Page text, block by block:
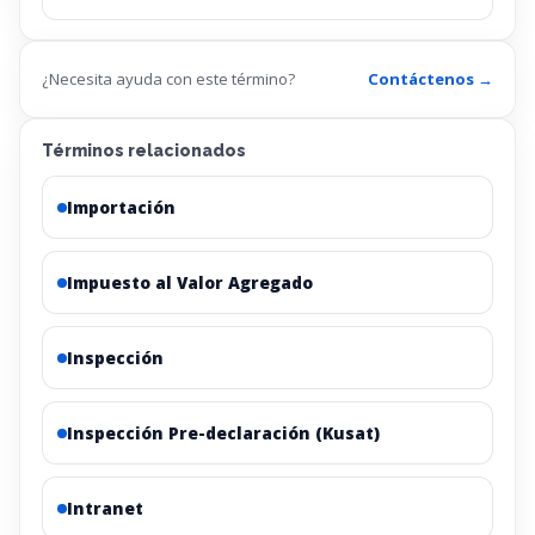
¿Necesita ayuda con este término? Contáctenos →
Términos relacionados
Importación
Impuesto al Valor Agregado
Inspección
Inspección Pre-declaración (Kusat)
Intranet